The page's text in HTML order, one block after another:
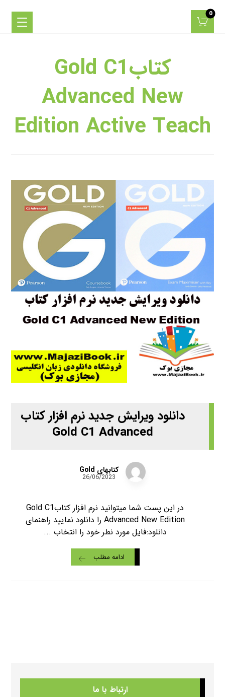
کتابGold C1
Advanced New
Edition Active Teach
دانلود ویرایش جدید نرم افزار کتاب
Gold C1 Advanced
کتابهای Gold
26/06/2023
در این پست شما میتوانید نرم افزار کتابGold C1
Advanced New Edition را دانلود نمایید راهنمای
دانلود:فایل مورد نطر خود را انتخاب ...
ادامه مطلب
ارتباط با ما